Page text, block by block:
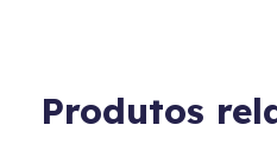
Produtos